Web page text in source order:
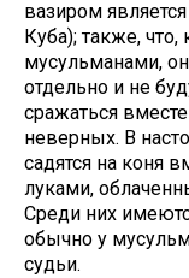
вазиром
Куба); также, что,
мусульманами,
отдельно и не
сражаться
неверных. В
садятся на коня
луками,
Среди них
обычно у
судьи.